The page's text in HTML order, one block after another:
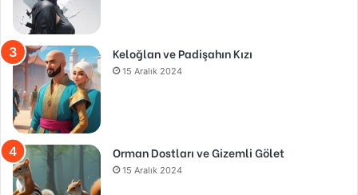
Keloğlan ve Padişahın Kızı
15 Aralık 2024
Orman Dostları ve Gizemli Gölet
15 Aralık 2024